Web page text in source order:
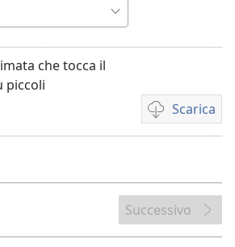
che tocca il
piccoli
Scarica
Opzioni
per
dei
video
Successivo